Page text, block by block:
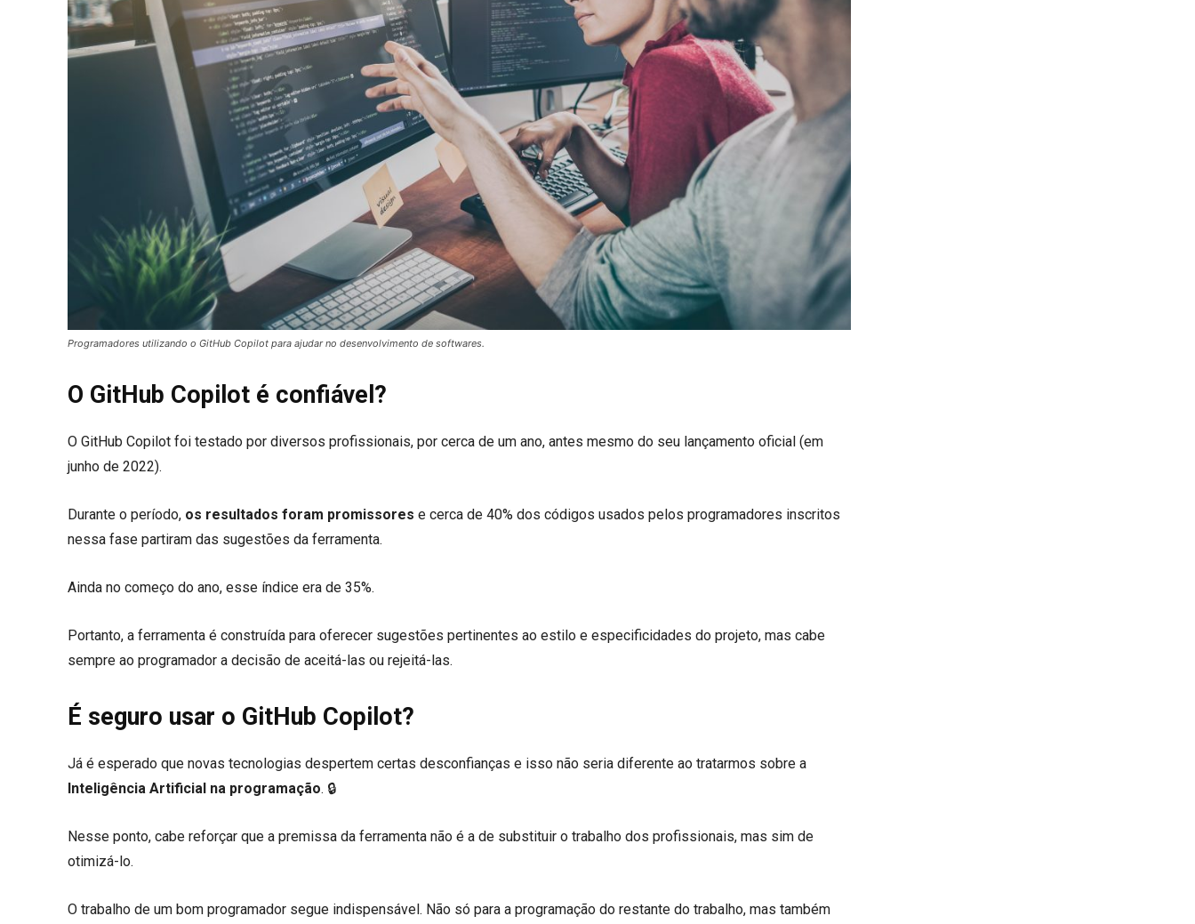
Programadores utilizando o GitHub Copilot para ajudar no desenvolvimento de softwares.
O GitHub Copilot é confiável?
O GitHub Copilot foi testado por diversos profissionais, por cerca de um ano, antes mesmo do seu lançamento oficial (em
junho de 2022).
Durante o período, os resultados foram promissores e cerca de 40% dos códigos usados pelos programadores inscritos
nessa fase partiram das sugestões da ferramenta.
Ainda no começo do ano, esse índice era de 35%.
Portanto, a ferramenta é construída para oferecer sugestões pertinentes ao estilo e especificidades do projeto, mas cabe
sempre ao programador a decisão de aceitá-las ou rejeitá-las.
É seguro usar o GitHub Copilot?
Já é esperado que novas tecnologias despertem certas desconfianças e isso não seria diferente ao tratarmos sobre a
Inteligência Artificial na programação. 🔒
Nesse ponto, cabe reforçar que a premissa da ferramenta não é a de substituir o trabalho dos profissionais, mas sim de
otimizá-lo.
O trabalho de um bom programador segue indispensável. Não só para a programação do restante do trabalho, mas também